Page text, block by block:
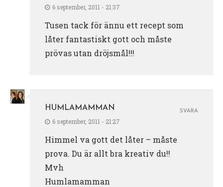
6 september, 2011 - 21:37
Tusen tack för ännu ett recept som
låter fantastiskt gott och måste
prövas utan dröjsmål!!!
HUMLAMAMMAN
6 september, 2011 - 21:27
Himmel va gott det låter – måste
prova. Du är allt bra kreativ du!!
Mvh
Humlamamman
SVARA